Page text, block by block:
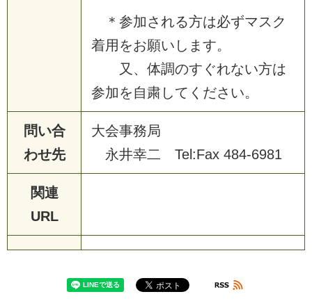
＊ 参加さ れる方は必ずマ ス ク
着用 をお願い し ま す。
又 、 体調のす ぐれない方は
参加を自粛して く ださ い。
問い合
わせ先
大会事務局
永井幸二 Te :Fax 484-6981
関連
URL